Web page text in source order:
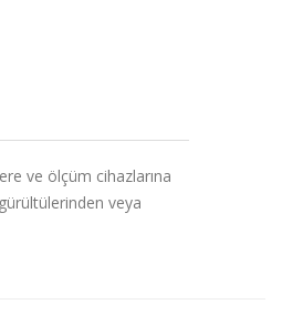
ve ölçüm cihazlarına
veya